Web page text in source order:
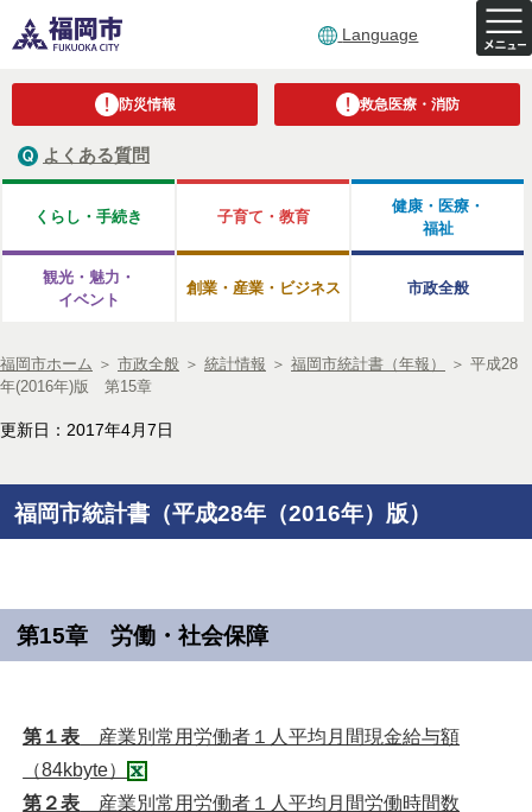
Language
防災情報 救急医療・消防
よくある質問
くらし・手続き 子育て・教育
健康・医療・
福祉
観光・魅力・
イベント
創業・産業・ビジネス 市政全般
福岡市ホーム ＞ 市政全般 ＞ 統計情報 ＞ 福岡市統計書（年報） ＞ 平成28
年(2016年)版 第15章
更新日：2017年4月7日
福岡市統計書（平成28年（2016年）版）
第15章 労働・社会保障
第１表 産業別常用労働者１人平均月間現金給与額
（84kbyte）
第２表 産業別常用労働者１人平均月間労働時間数